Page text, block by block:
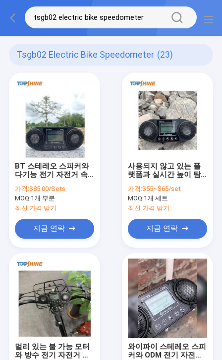
Tsgb02 Electric Bike Speedometer (23)
BT 스테레오 스피커와
다기능 전기 자전거 속
크린 TSGB02
가격:$85.00/Sets
MOQ:1개 부분
최신 가격 받기
지금 연락
사용되지 않고 있는 플
랫폼과 실시간 높이 탐
컴퓨터
가격:$55~$65/set
MOQ:1개 세트
최신 가격 받기
지금 연락
멀리 있는 불 가능 모터
와 방수 전기 자전거 속
와이파이 스테레오 스피
커와 ODM 전기 자전거